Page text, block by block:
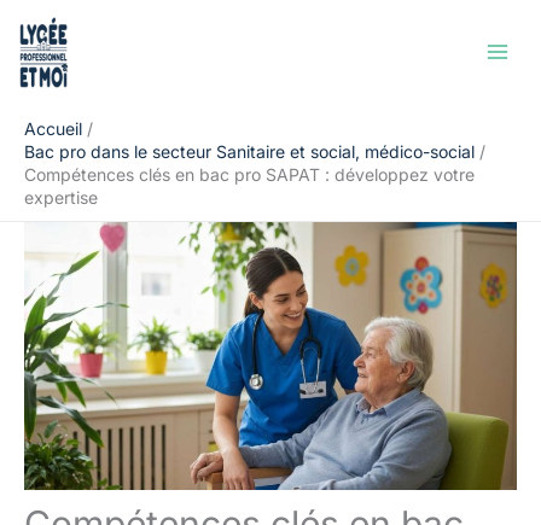
contenu
Accueil
Bac pro dans le secteur Sanitaire et social, médico-social
Compétences clés en bac pro SAPAT : développez votre
expertise
Rechercher